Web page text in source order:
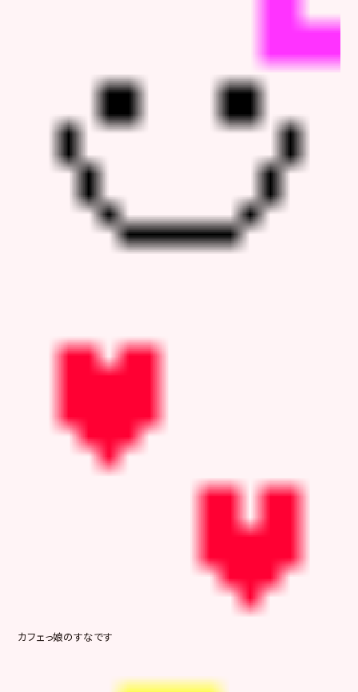
カフェっ娘のすなです